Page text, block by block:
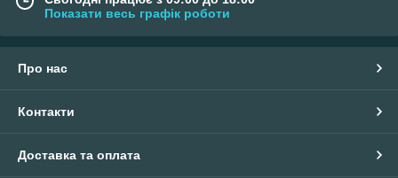
Показати весь графік роботи
Про нас
Контакти
Доставка та оплата